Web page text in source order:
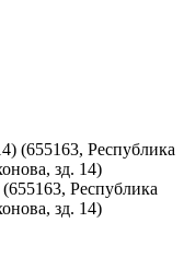
Республика
зд. 14)